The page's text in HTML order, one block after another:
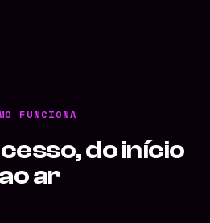
FUNCIONA
do início
ao ar